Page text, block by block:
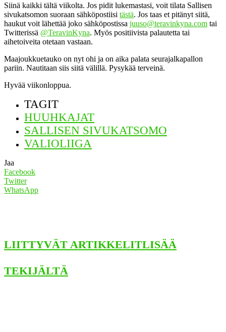
Siinä kaikki tältä viikolta. Jos pidit lukemastasi, voit tilata Sallisen
sivukatsomon suoraan sähköpostiisi tästä. Jos taas et pitänyt siitä,
haukut voit lähettää joko sähköpostissa juuso@teravinkyna.com tai
Twitterissä @TeravinKyna. Myös positiivista palautetta tai
aihetoiveita otetaan vastaan.
Maajoukkuetauko on nyt ohi ja on aika palata seurajalkapallon
pariin. Nautitaan siis siitä välillä. Pysykää terveinä.
Hyvää viikonloppua.
TAGIT
HUUHKAJAT
SALLISEN SIVUKATSOMO
VALIOLIIGA
Jaa
Facebook
Twitter
WhatsApp
LIITTYVÄT ARTIKKELITLISÄÄ
TEKIJÄLTÄ